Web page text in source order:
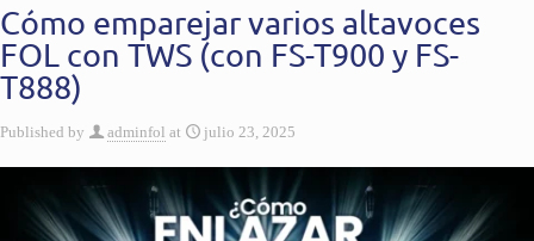
Cómo emparejar varios altavoces
FOL con TWS (con FS-T900 y FS-
T888)
Published by adminfol at julio 23, 2025